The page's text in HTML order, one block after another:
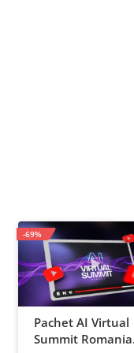
Pachet AI Virtual
Summit Romania
-69%